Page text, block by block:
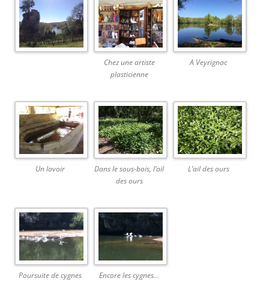
Chez une artiste
plasticienne
A Veyrignac
Un lavoir
Dans le sous-bois, l’ail
des ours
L’ail des ours
Poursuite de cygnes Encore les cygnes…